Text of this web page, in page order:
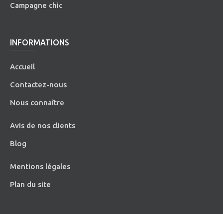
Campagne chic
INFORMATIONS
Accueil
Contactez-nous
Nous connaître
Avis de nos clients
Blog
Mentions légales
Plan du site